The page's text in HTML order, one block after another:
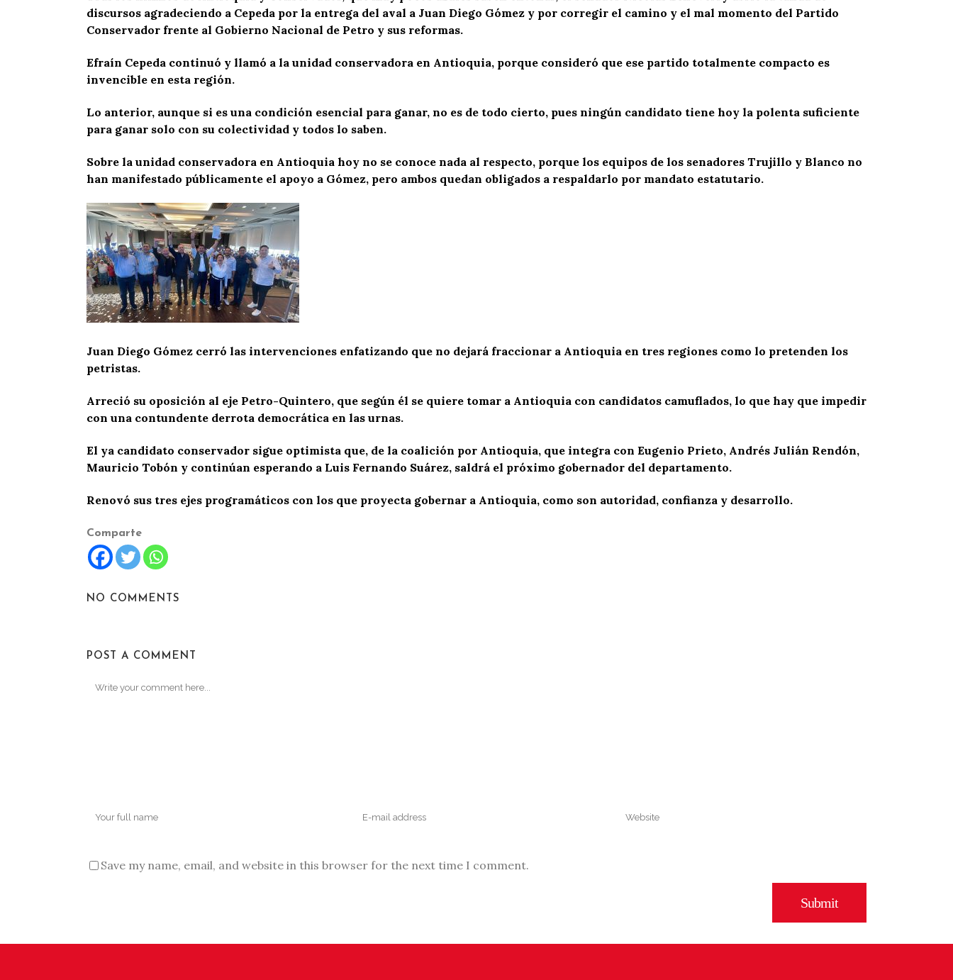
discursos agradeciendo a Cepeda por la entrega del aval a Juan Diego Gómez y por corregir el camino y el mal momento del Partido
Conservador frente al Gobierno Nacional de Petro y sus reformas.
Efraín Cepeda continuó y llamó a la unidad conservadora en Antioquia, porque consideró que ese partido totalmente compacto es
invencible en esta región.
Lo anterior, aunque si es una condición esencial para ganar, no es de todo cierto, pues ningún candidato tiene hoy la polenta suficiente
para ganar solo con su colectividad y todos lo saben.
Sobre la unidad conservadora en Antioquia hoy no se conoce nada al respecto, porque los equipos de los senadores Trujillo y Blanco no
han manifestado públicamente el apoyo a Gómez, pero ambos quedan obligados a respaldarlo por mandato estatutario.
Juan Diego Gómez cerró las intervenciones enfatizando que no dejará fraccionar a Antioquia en tres regiones como lo pretenden los
petristas.
Arreció su oposición al eje Petro-Quintero, que según él se quiere tomar a Antioquia con candidatos camuflados, lo que hay que impedir
con una contundente derrota democrática en las urnas.
El ya candidato conservador sigue optimista que, de la coalición por Antioquia, que integra con Eugenio Prieto, Andrés Julián Rendón,
Mauricio Tobón y continúan esperando a Luis Fernando Suárez, saldrá el próximo gobernador del departamento.
Renovó sus tres ejes programáticos con los que proyecta gobernar a Antioquia, como son autoridad, confianza y desarrollo.
Comparte
NO COMMENTS
POST A COMMENT
Save my name, email, and website in this browser for the next time I comment.